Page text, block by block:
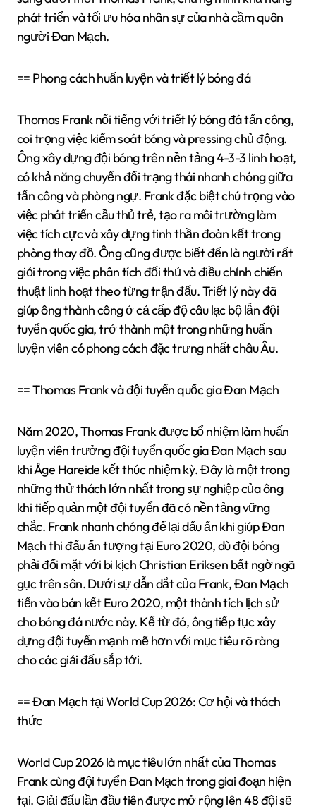
phát triển và tối ưu hóa nhân sự của nhà cầm quân
người Đan Mạch.
== Phong cách huấn luyện và triết lý bóng đá
Thomas Frank nổi tiếng với triết lý bóng đá tấn công,
coi trọng việc kiểm soát bóng và pressing chủ động.
Ông xây dựng đội bóng trên nền tảng 4-3-3 linh hoạt,
có khả năng chuyển đổi trạng thái nhanh chóng giữa
tấn công và phòng ngự. Frank đặc biệt chú trọng vào
việc phát triển cầu thủ trẻ, tạo ra môi trường làm
việc tích cực và xây dựng tinh thần đoàn kết trong
phòng thay đồ. Ông cũng được biết đến là người rất
giỏi trong việc phân tích đối thủ và điều chỉnh chiến
thuật linh hoạt theo từng trận đấu. Triết lý này đã
giúp ông thành công ở cả cấp độ câu lạc bộ lẫn đội
tuyển quốc gia, trở thành một trong những huấn
luyện viên có phong cách đặc trưng nhất châu Âu.
== Thomas Frank và đội tuyển quốc gia Đan Mạch
Năm 2020, Thomas Frank được bổ nhiệm làm huấn
luyện viên trưởng đội tuyển quốc gia Đan Mạch sau
khi Åge Hareide kết thúc nhiệm kỳ. Đây là một trong
những thử thách lớn nhất trong sự nghiệp của ông
khi tiếp quản một đội tuyển đã có nền tảng vững
chắc. Frank nhanh chóng để lại dấu ấn khi giúp Đan
Mạch thi đấu ấn tượng tại Euro 2020, dù đội bóng
phải đối mặt với bi kịch Christian Eriksen bất ngờ ngã
gục trên sân. Dưới sự dẫn dắt của Frank, Đan Mạch
tiến vào bán kết Euro 2020, một thành tích lịch sử
cho bóng đá nước này. Kể từ đó, ông tiếp tục xây
dựng đội tuyển mạnh mẽ hơn với mục tiêu rõ ràng
cho các giải đấu sắp tới.
== Đan Mạch tại World Cup 2026: Cơ hội và thách
thức
World Cup 2026 là mục tiêu lớn nhất của Thomas
Frank cùng đội tuyển Đan Mạch trong giai đoạn hiện
tại. Giải đấu lần đầu tiên được mở rộng lên 48 đội sẽ